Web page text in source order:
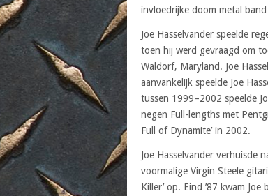
invloedrijke doom metal
Joe Hasselvander speelde
toen hij werd gevraagd om
Waldorf, Maryland. Joe
aanvankelijk speelde Joe
tussen 1999–2002 speelde
negen Full-lengths met
Full of Dynamite’ in 2002.
Joe Hasselvander verhuisde
voormalige Virgin Steele
Killer’ op. Eind ’87 kwam